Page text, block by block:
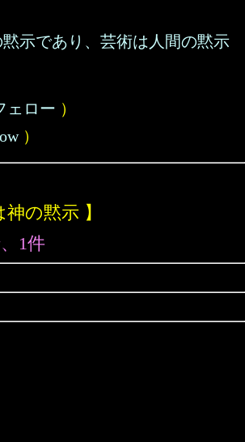
示であり、芸術は人間の黙示
ェロー ）
）
神の黙示 】
1件